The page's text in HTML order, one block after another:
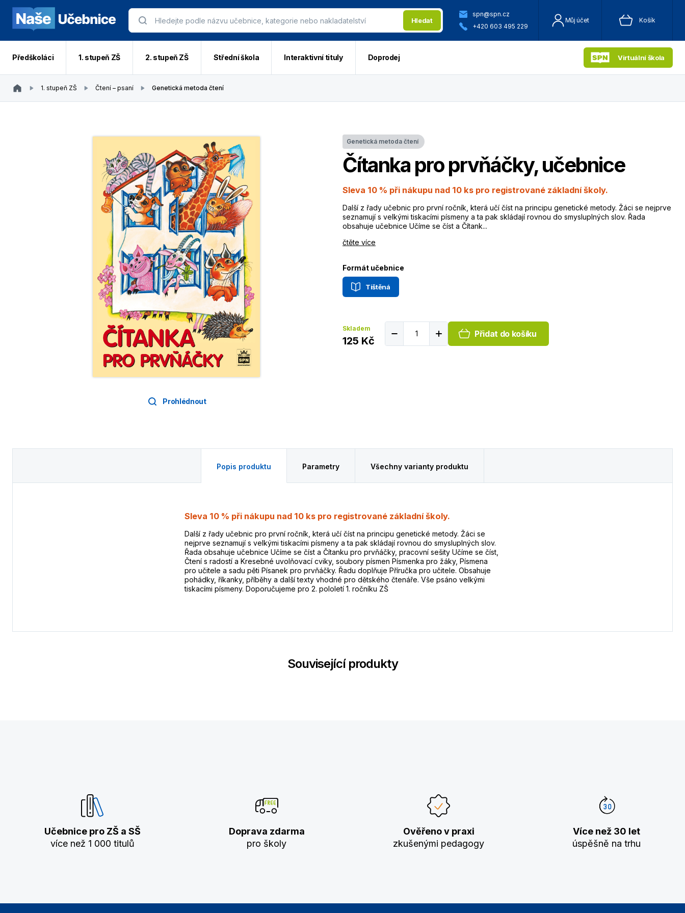
Hledat
spn@spn.cz
+420 603 495 229
Můj účet Košík
Předškoláci 1. stupeň ZŠ 2. stupeň ZŠ Střední škola Interaktivní tituly Doprodej Virtuální škola
1. stupeň ZŠ Čtení – psaní Genetická metoda čtení
Prohlédnout
Genetická metoda čtení
Čítanka pro prvňáčky, učebnice
Sleva 10 % při nákupu nad 10 ks pro registrované základní školy.
Další z řady učebnic pro první ročník, která učí číst na principu genetické metody. Žáci se nejprve
seznamují s velkými tiskacími písmeny a ta pak skládají rovnou do smysluplných slov. Řada
obsahuje učebnice Učíme se číst a Čítank...
čtěte více
Formát učebnice
Tištěná
Skladem
125 Kč
Přidat do košíku
Popis produktu Parametry Všechny varianty produktu
Sleva 10 % při nákupu nad 10 ks pro registrované základní školy.
Další z řady učebnic pro první ročník, která učí číst na principu genetické metody. Žáci se
nejprve seznamují s velkými tiskacími písmeny a ta pak skládají rovnou do smysluplných slov.
Řada obsahuje učebnice Učíme se číst a Čítanku pro prvňáčky, pracovní sešity Učíme se číst,
Čtení s radostí a Kresebné uvolňovací cviky, soubory písmen Písmenka pro žáky, Písmena
pro učitele a sadu pěti Písanek pro prvňáčky. Řadu doplňuje Příručka pro učitele. Obsahuje
pohádky, říkanky, příběhy a další texty vhodné pro dětského čtenáře. Vše psáno velkými
tiskacími písmeny. Doporučujeme pro 2. pololetí 1. ročníku ZŠ
Související produkty
Učebnice pro ZŠ a SŠ
více než 1 000 titulů
Doprava zdarma
pro školy
Ověřeno v praxi
zkušenými pedagogy
Více než 30 let
úspěšně na trhu